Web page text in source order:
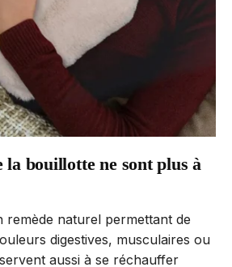
la bouillotte ne sont plus à
remède naturel permettant de
digestives, musculaires ou
aussi à se réchauffer